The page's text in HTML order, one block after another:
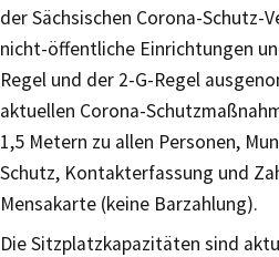
der Sächsischen Corona-Schutz-
nicht-öffentliche Einrichtungen
Regel und der 2-G-Regel
aktuellen Corona-
1,5 Metern zu allen Personen,
Schutz, Kontakterfassung und
Mensakarte (keine Barzahlung).
Die Sitzplatzkapazitäten sind